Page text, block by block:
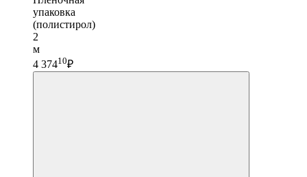
упаковка
(полистирол)
2
м
4 37410₽